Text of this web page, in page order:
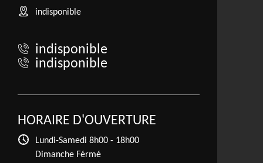
indisponible
indisponible
indisponible
HORAIRE D'OUVERTURE
Lundi-Samedi 8h00 - 18h00
Dimanche Férmé